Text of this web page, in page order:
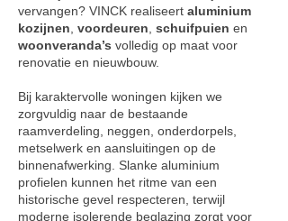
vervangen? VINCK realiseert aluminium
kozijnen voordeuren schuifpuien en
woonveranda’s volledig op maat voor
renovatie en nieuwbouw.
Bij karaktervolle woningen kijken we
zorgvuldig naar de bestaande
raamverdeling, neggen, onderdorpels,
metselwerk en aansluitingen op de
binnenafwerking. Slanke aluminium
profielen kunnen het ritme van een
historische gevel respecteren, terwijl
moderne isolerende beglazing zorgt voor